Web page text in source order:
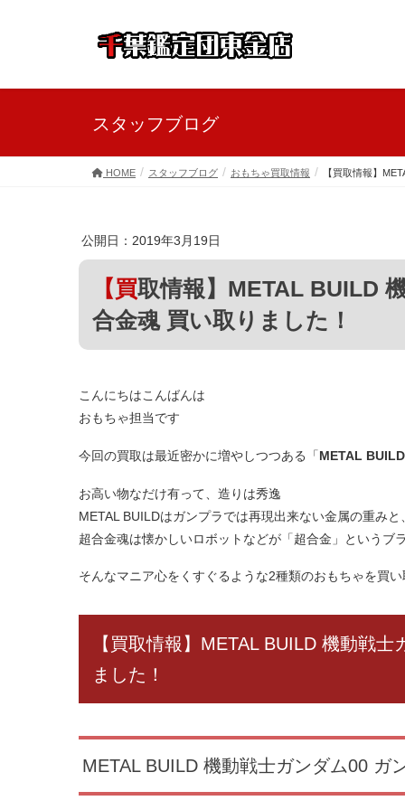
スタッフブログ
HOME スタッフブログ おもちゃ買取情報 【買取情報】
公開日：2019年3月19日
【買取情報】METAL BUILD 機動戦士ガンダム00シリーズ＆超
合金魂 買い取りました！
こんにちはこんばんは
おもちゃ担当です
今回の買取は最近密かに増やしつつある「METAL
お高い物なだけ有って、造りは秀逸
METAL BUILDはガンプラでは再現出来ない金属の重み
超合金魂は懐かしいロボットなどが「超合金」というブ
そんなマニア心をくすぐるような2種類のおもちゃを買
【買取情報】METAL BUILD 機動戦
ました！
METAL BUILD 機動戦士ガンダム00 ガ